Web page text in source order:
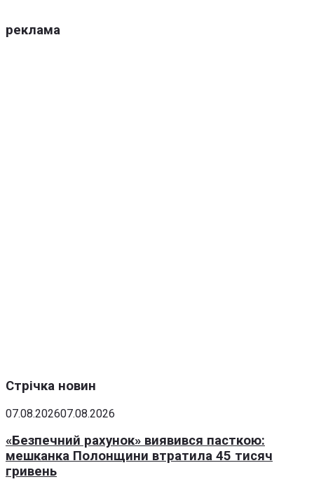
реклама
Стрічка новин
07.08.202607.08.2026
«Безпечний рахунок» виявився пасткою:
мешканка Полонщини втратила 45 тисяч
гривень